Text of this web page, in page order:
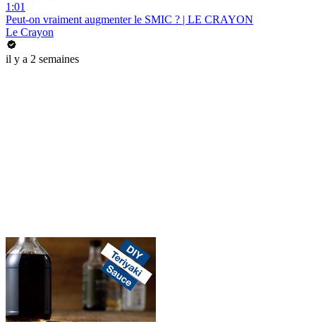
1:01
Peut-on vraiment augmenter le SMIC ? | LE CRAYON
Le Crayon
il y a 2 semaines